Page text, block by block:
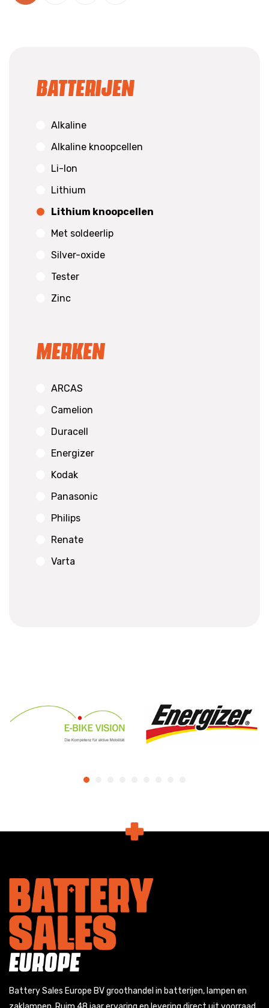
Batterijen
Alkaline
Alkaline knoopcellen
Li-Ion
Lithium
Lithium knoopcellen
Met soldeerlip
Silver-oxide
Tester
Zinc
Merken
ARCAS
Camelion
Duracell
Energizer
Kodak
Panasonic
Philips
Renate
Varta
Battery Sales Europe BV groothandel in batterijen, lampen en